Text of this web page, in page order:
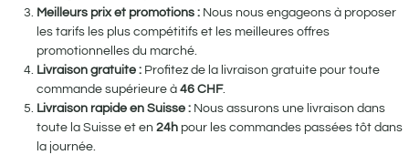
Meilleurs prix et promotions : Nous nous engageons à proposer
les tarifs les plus compétitifs et les meilleures offres
promotionnelles du marché.
Livraison gratuite : Profitez de la livraison gratuite pour toute
commande supérieure à 46 CHF.
Livraison rapide en Suisse : Nous assurons une livraison dans
toute la Suisse et en 24h pour les commandes passées tôt dans
la journée.